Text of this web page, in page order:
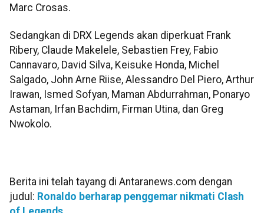
Marc Crosas.
Sedangkan di DRX Legends akan diperkuat Frank
Ribery, Claude Makelele, Sebastien Frey, Fabio
Cannavaro, David Silva, Keisuke Honda, Michel
Salgado, John Arne Riise, Alessandro Del Piero, Arthur
Irawan, Ismed Sofyan, Maman Abdurrahman, Ponaryo
Astaman, Irfan Bachdim, Firman Utina, dan Greg
Nwokolo.
Berita ini telah tayang di Antaranews.com dengan
judul: Ronaldo berharap penggemar nikmati Clash